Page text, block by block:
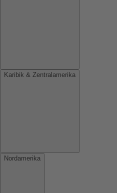
Karibik & Zentralamerika
Nordamerika